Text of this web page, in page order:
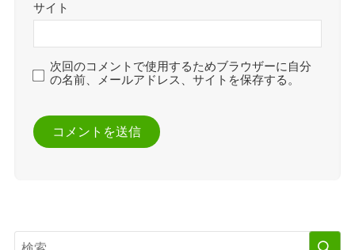
サイト
次回のコメントで使用するためブラウザーに自分
の名前、メールアドレス、サイトを保存する。